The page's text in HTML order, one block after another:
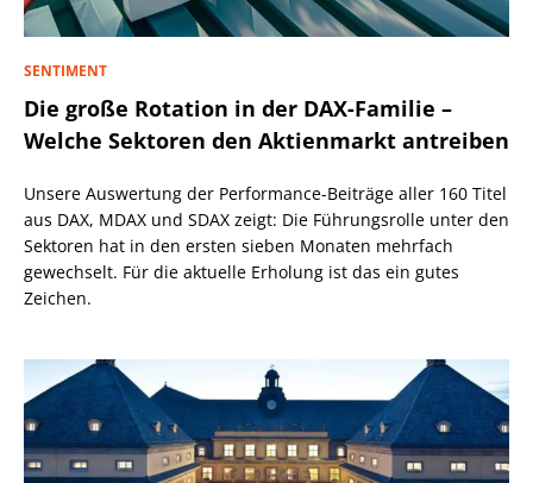
SENTIMENT
Die große Rotation in der DAX-Familie –
Welche Sektoren den Aktienmarkt antreiben
Unsere Auswertung der Performance-Beiträge aller 160 Titel
aus DAX, MDAX und SDAX zeigt: Die Führungsrolle unter den
Sektoren hat in den ersten sieben Monaten mehrfach
gewechselt. Für die aktuelle Erholung ist das ein gutes
Zeichen.